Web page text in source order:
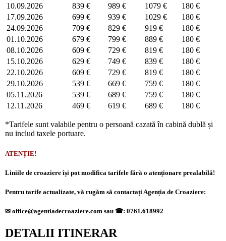
10.09.2026
839 € 989 € 1079 €
180 €
17.09.2026
699 € 939 € 1029 €
180 €
24.09.2026
709 € 829 € 919 €
180 €
01.10.2026
679 € 799 € 889 €
180 €
08.10.2026
609 € 729 € 819 €
180 €
15.10.2026
629 € 749 € 839 €
180 €
22.10.2026
609 € 729 € 819 €
180 €
29.10.2026
539 € 669 € 759 €
180 €
05.11.2026
539 € 689 € 759 €
180 €
12.11.2026
469 € 619 € 689 € 180 €
*Tarifele sunt valabile pentru o persoană cazată în cabină dublă și
nu includ taxele portuare.
ATENȚIE!
Liniile de croaziere își pot modifica tarifele fără o atenționare prealabilă!
Pentru tarife actualizate, vă rugăm să contactați Agenția de Croaziere:
✉ office@agentiadecroaziere.com sau ☎: 0761.618992
DETALII ITINERAR